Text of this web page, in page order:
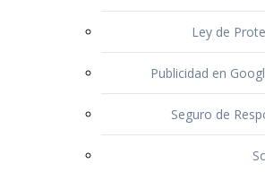
Ley de
Publicidad en
Seguro de